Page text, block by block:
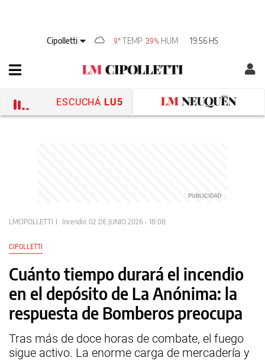
Cipolletti 9° TEMP 39% HUM 19:56 HS
ESCUCHÁ LU5
LMCIPOLLETTI Incendio 02 DE JUNIO 2026 - 18:08
CIPOLLETTI
Cuánto tiempo durará el incendio
en el depósito de La Anónima: la
respuesta de Bomberos preocupa
Tras más de doce horas de combate, el fuego
sigue activo. La enorme carga de mercadería y